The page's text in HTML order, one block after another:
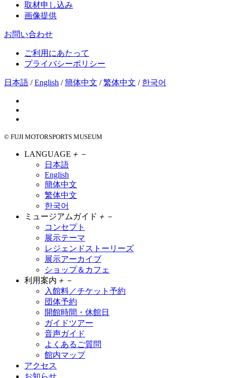
取材申し込み
画像提供
お問い合わせ
ご利用にあたって
プライバシーポリシー
日本語 /English /簡体中文 /繁体中文 / 한국어
© FUJI MOTORSPORTS MUSEUM
LANGUAGE ＋ －
日本語
English
簡体中文
繁体中文
한국어
ミュージアムガイド ＋ －
コンセプト
展示テーマ
レジェンドストーリーズ
展示アーカイブ
ショップ＆カフェ
利用案内 ＋ －
入館料／チケット予約
団体予約
開館時間・休館日
ガイドツアー
音声ガイド
よくあるご質問
館内マップ
アクセス